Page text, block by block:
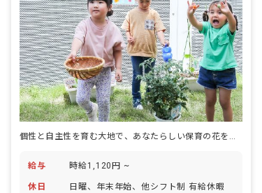
個性と自主性を育む大地で、あなたらしい保育の花を咲かせよう
給与 時給1,120円 ~
休日
日曜、年末年始、他シフト制 有給休暇